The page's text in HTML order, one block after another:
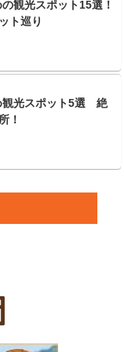
観光スポット15選！
ト巡り
観光スポット5選 絶
！